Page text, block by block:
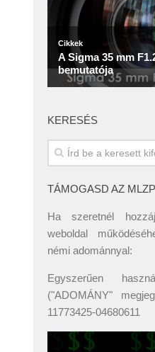
KERESÉS
TÁMOGASD AZ
Ha szeretnél
weboldal
némi adománnyal:
Egyszerűen
("ADOMÁNY"
11773425-04680611